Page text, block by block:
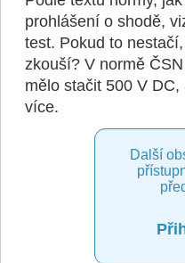
prohlášení o shodě,
test. Pokud to
zkouší? V normě
mělo stačit 500 V
více.
Další